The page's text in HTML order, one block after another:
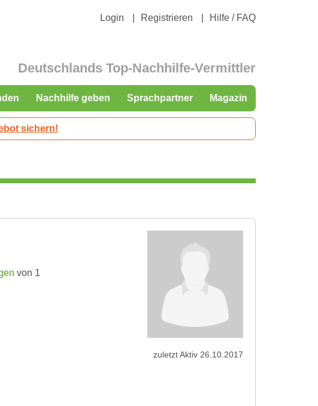
Login Registrieren Hilfe / FAQ
Deutschlands Top-Nachhilfe-Vermittler
Nachhilfe geben Sprachpartner Magazin
sichern!
von 1
zuletzt Aktiv 26.10.2017